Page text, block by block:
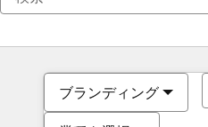
ブランディング